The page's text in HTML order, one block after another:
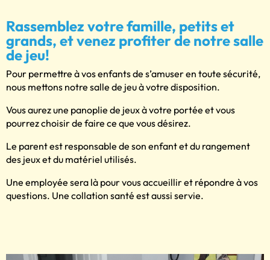
Rassemblez votre famille, petits et
grands, et venez profiter de notre salle
de jeu!
Pour permettre à vos enfants de s’amuser en toute sécurité,
nous mettons notre salle de jeu à votre disposition.
Vous aurez une panoplie de jeux à votre portée et vous
pourrez choisir de faire ce que vous désirez.
Le parent est responsable de son enfant et du rangement
des jeux et du matériel utilisés.
Une employée sera là pour vous accueillir et répondre à vos
questions. Une collation santé est aussi servie.